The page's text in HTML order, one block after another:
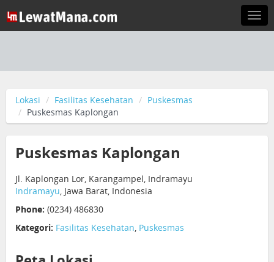
Lokasi Fasilitas Kesehatan
Puskesmas
Puskesmas Kaplongan
Puskesmas Kaplongan
Jl. Kaplongan Lor, Karangampel, Indramayu
Indramayu, Jawa Barat, Indonesia
Phone: (0234) 486830
Kategori: Fasilitas Kesehatan, Puskesmas